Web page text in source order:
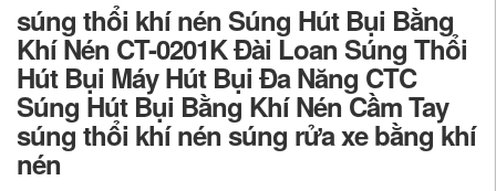
súng thổi khí nén Súng Hút Bụi Bằng
Khí Nén CT-0201K Đài Loan Súng Thổi
Hút Bụi Máy Hút Bụi Đa Năng CTC
Súng Hút Bụi Bằng Khí Nén Cầm Tay
súng thổi khí nén súng rửa xe bằng khí
nén